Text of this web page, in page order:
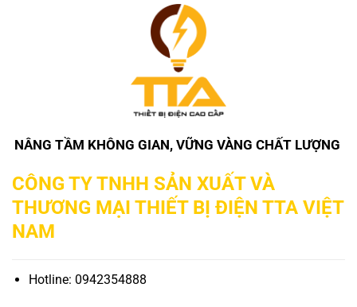
NÂNG TẦM KHÔNG GIAN, VỮNG VÀNG CHẤT LƯỢNG
CÔNG TY TNHH SẢN XUẤT VÀ
THƯƠNG MẠI THIẾT BỊ ĐIỆN TTA VIỆT
NAM
Hotline: 0942354888